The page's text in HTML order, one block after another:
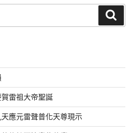
雷祖大帝聖誕
應元雷聲普化天尊現示